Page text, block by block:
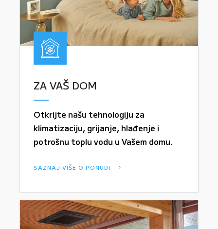
ZA VAŠ DOM
Otkrijte našu tehnologiju za
klimatizaciju, grijanje, hlađenje i
potrošnu toplu vodu u Vašem domu.
SAZNAJ VIŠE O PONUDI